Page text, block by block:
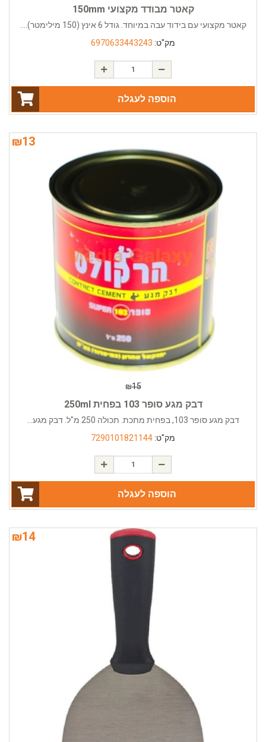
קאטר מבודד מקצועי 150mm
קאטר מקצועי עם בידוד עבה במיוחד. גודל 6 אינץ (150 מילימטר)....
מק"ט: 6970633443243
הוספה לעגלה
₪13
₪15
דבק מגע סופר 103 בפחית 250ml
דבק מגע סופר 103, בפחית מתכת. תכולה 250 מ"ל. דבק מגע...
מק"ט: 7290101821144
הוספה לעגלה
₪14